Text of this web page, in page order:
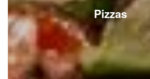
Pizzas